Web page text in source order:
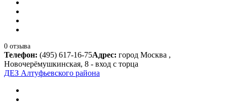
0 отзыва
Телефон: (495) 617-16-75Адрес: город Москва ,
Новочерёмушкинская, 8 - вход с торца
ДЕЗ Алтуфьевского района